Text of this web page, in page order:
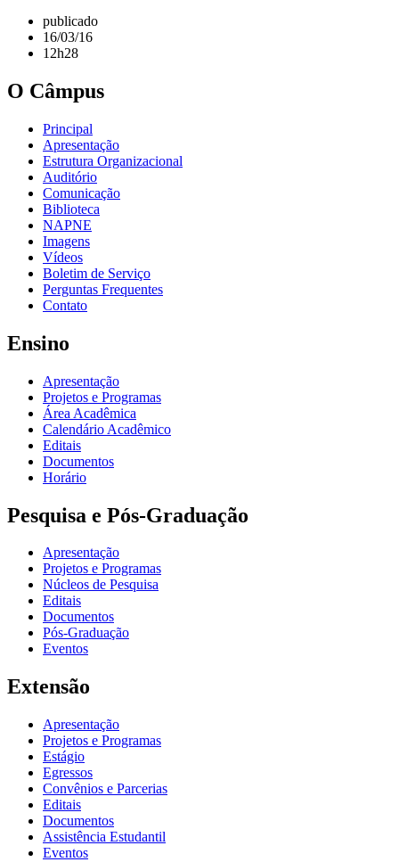
publicado
16/03/16
12h28
O Câmpus
Principal
Apresentação
Estrutura Organizacional
Auditório
Comunicação
Biblioteca
NAPNE
Imagens
Vídeos
Boletim de Serviço
Perguntas Frequentes
Contato
Ensino
Apresentação
Projetos e Programas
Área Acadêmica
Calendário Acadêmico
Editais
Documentos
Horário
Pesquisa e Pós-Graduação
Apresentação
Projetos e Programas
Núcleos de Pesquisa
Editais
Documentos
Pós-Graduação
Eventos
Extensão
Apresentação
Projetos e Programas
Estágio
Egressos
Convênios e Parcerias
Editais
Documentos
Assistência Estudantil
Eventos